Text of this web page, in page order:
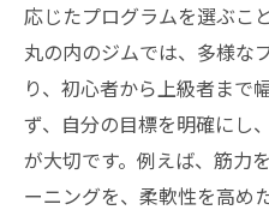
応じたプログラムを選ぶこ
丸の内のジムでは、多様な
り、初心者から上級者まで
ず、自分の目標を明確にし
が大切です。例えば、筋力
ーニングを、柔軟性を高め